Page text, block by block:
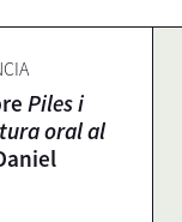
Piles i
oral al